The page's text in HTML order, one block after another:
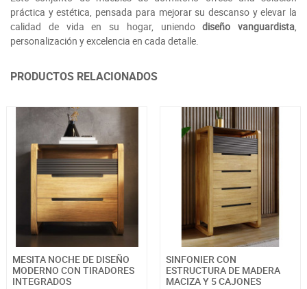
práctica y estética, pensada para mejorar su descanso y elevar la
calidad de vida en su hogar, uniendodiseño vanguardista,
personalización y excelencia en cada detalle.
PRODUCTOS RELACIONADOS
MESITA NOCHE DE DISEÑO
MODERNO CON TIRADORES
INTEGRADOS
SINFONIER CON
ESTRUCTURA DE MADERA
MACIZA Y 5 CAJONES